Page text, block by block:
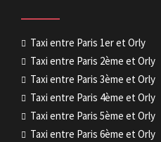
Taxi entre Paris 1er et Orly
Taxi entre Paris 2ème et Orly
Taxi entre Paris 3ème et Orly
Taxi entre Paris 4ème et Orly
Taxi entre Paris 5ème et Orly
Taxi entre Paris 6ème et Orly